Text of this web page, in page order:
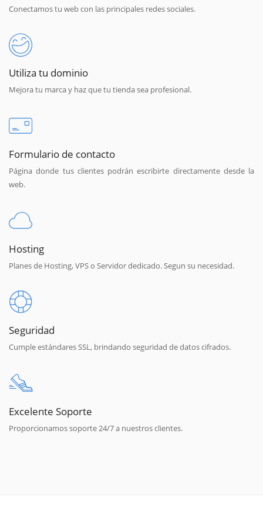
Conectamos tu web con las principales redes sociales.
Utiliza tu dominio
Mejora tu marca y haz que tu tienda sea profesional.
Formulario de contacto
Página donde tus clientes podrán escribirte directamente desde la
web.
Hosting
Planes de Hosting, VPS o Servidor dedicado. Segun su necesidad.
Seguridad
Cumple estándares SSL, brindando seguridad de datos cifrados.
Excelente Soporte
Proporcionamos soporte 24/7 a nuestros clientes.